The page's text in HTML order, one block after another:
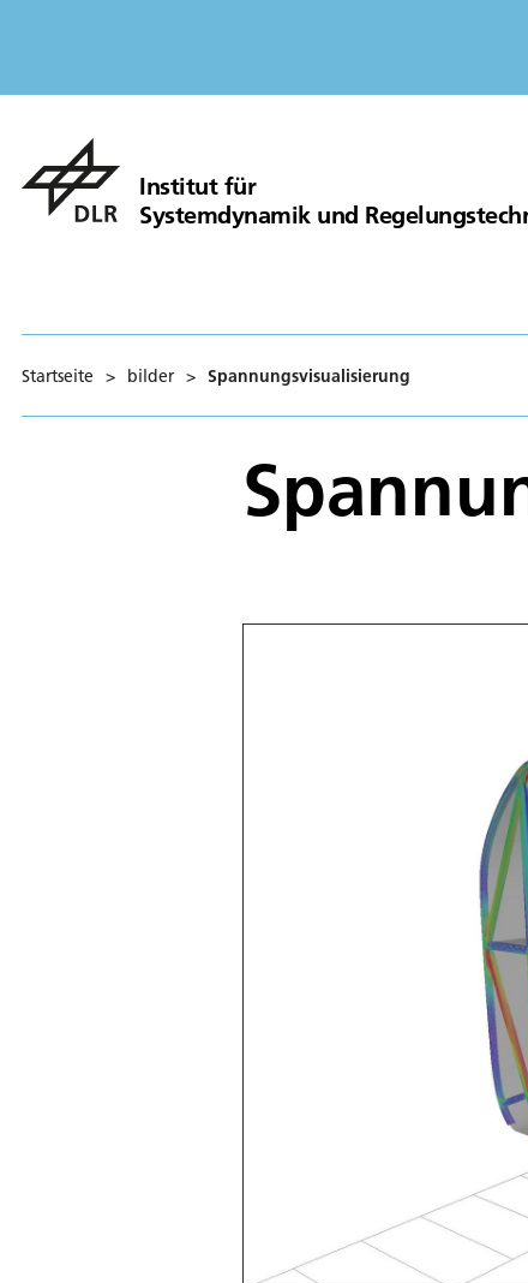
Institut für
Systemdynamik und
Startseite > bilder > Spannungsvisualisierung